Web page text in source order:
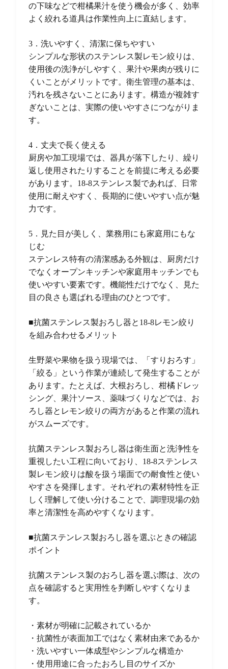
の下味などで柑橘果汁を使う機会が多く、効率
よく絞れる道具は作業性向上に直結します。
3．洗いやすく、清潔に保ちやすい
シンプルな形状のステンレス製レモン絞りは、
使用後の洗浄がしやすく、果汁や果肉が残りに
くいことがメリットです。衛生管理の基本は、
汚れを残さないことにあります。構造が複雑す
ぎないことは、実際の使いやすさにつながりま
す。
4．丈夫で長く使える
厨房や加工現場では、器具が落下したり、繰り
返し使用されたりすることを前提に考える必要
があります。18-8ステンレス製であれば、日常
使用に耐えやすく、長期的に使いやすい点が魅
力です。
5．見た目が美しく、業務用にも家庭用にもな
じむ
ステンレス特有の清潔感ある外観は、厨房だけ
でなくオープンキッチンや家庭用キッチンでも
使いやすい要素です。機能性だけでなく、見た
目の良さも選ばれる理由のひとつです。
■抗菌ステンレス製おろし器と18-8レモン絞り
を組み合わせるメリット
生野菜や果物を扱う現場では、「すりおろす」
「絞る」という作業が連続して発生することが
あります。たとえば、大根おろし、柑橘ドレッ
シング、果汁ソース、薬味づくりなどでは、お
ろし器とレモン絞りの両方があると作業の流れ
がスムーズです。
抗菌ステンレス製おろし器は衛生面と洗浄性を
重視したい工程に向いており、18-8ステンレス
製レモン絞りは酸を扱う場面での耐食性と使い
やすさを発揮します。それぞれの素材特性を正
しく理解して使い分けることで、調理現場の効
率と清潔性を高めやすくなります。
■抗菌ステンレス製おろし器を選ぶときの確認
ポイント
抗菌ステンレス製のおろし器を選ぶ際は、次の
点を確認すると実用性を判断しやすくなりま
す。
・素材が明確に記載されているか
・抗菌性が表面加工ではなく素材由来であるか
・洗いやすい一体成型やシンプルな構造か
・使用用途に合ったおろし目のサイズか